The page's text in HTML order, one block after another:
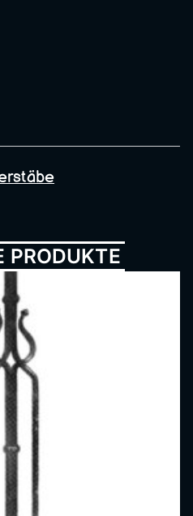
ahl,
Metall
bau,
ede,
Schlos
serei,
PRODUKTE